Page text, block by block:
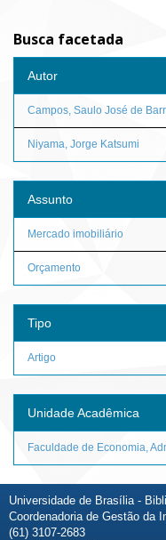
Busca facetada
Autor
Campos, Saulo José de
Niyama, Jorge Katsumi
Assunto
Mercado imobiliário
Orçamento
Tipo
Artigo
Unidade Acadêmica
Faculdade de Economia,
Universidade de Brasília -
Coordenadoria de Gestão da
(61) 3107-2683